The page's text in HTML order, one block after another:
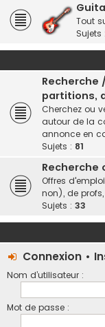
Tout
Sujets :
partitions,
Cherchez ou
autour de la
annonce en
Sujets : 81
Recherche
Offres
non), de
Sujets : 33
Connexion •
Nom d’utilisateur :
Mot de passe :